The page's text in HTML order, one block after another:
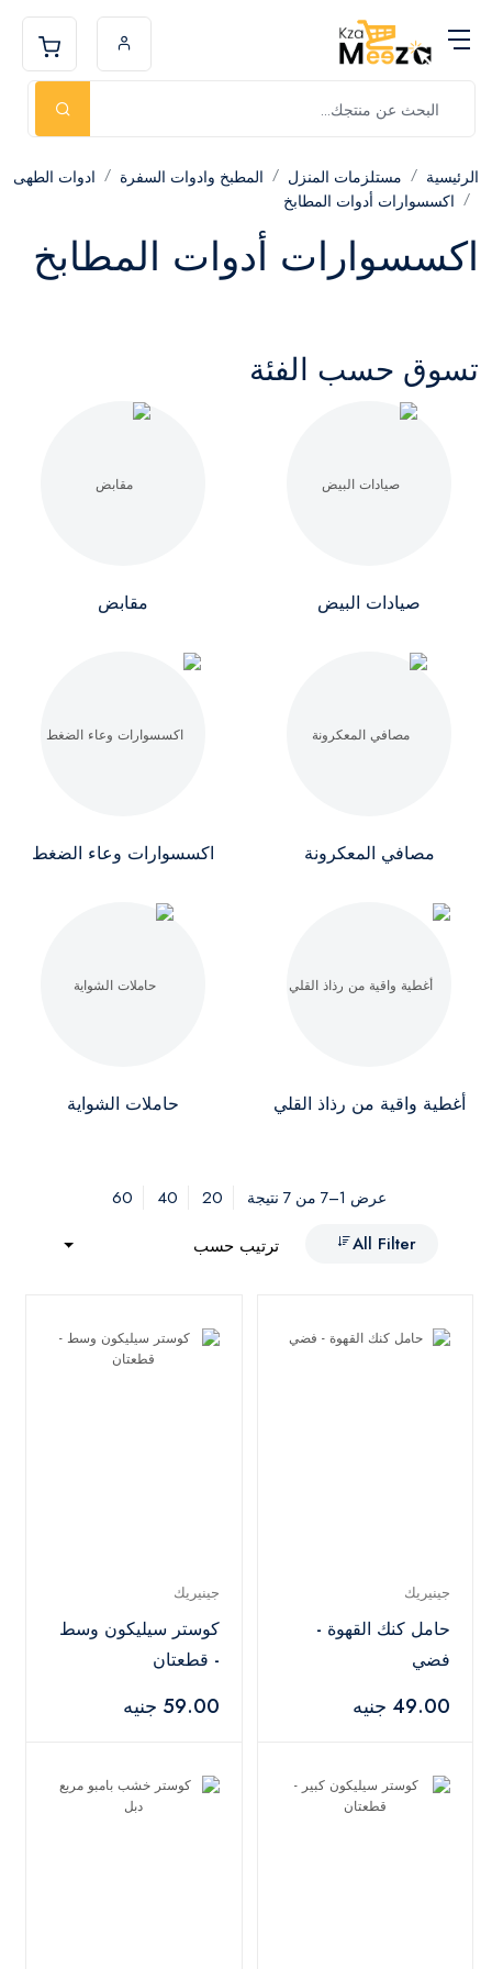
الرئيسية مستلزمات المنزل المطبخ وادوات السفرة
ادوات الطهى
اكسسوارات أدوات المطابخ
اكسسوارات أدوات المطابخ
تسوق حسب الفئة
صيادات البيض مقابض
مصافي المعكرونة اكسسوارات وعاء الضغط
أغطية واقية من رذاذ القلي حاملات الشواية
عرض 1–7 من 7 نتيجة 20
40
60
All Filter
ترتيب حسب
جينيريك
حامل كنك القهوة -
فضي
49.00 جنيه
جينيريك
كوستر سيليكون وسط
- قطعتان
59.00 جنيه